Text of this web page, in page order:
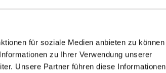
für soziale Medien anbieten zu können
zu Ihrer Verwendung unserer
Unsere Partner führen diese Informationen